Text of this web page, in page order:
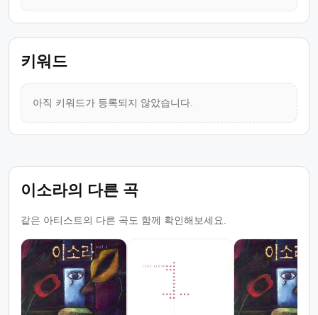
키워드
아직 키워드가 등록되지 않았습니다.
이소라의 다른 곡
같은 아티스트의 다른 곡도 함께 확인해보세요.